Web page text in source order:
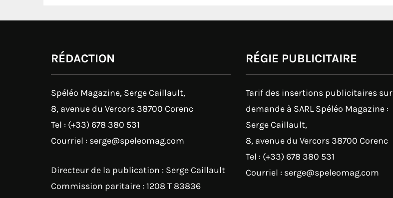
RÉDACTION
Spéléo Magazine, Serge Caillault,
8, avenue du Vercors 38700 Corenc
Tel : (+33) 678 380 531
Courriel : serge@speleomag.com
Directeur de la publication : Serge Caillault
Commission paritaire : 1208 T 83836
RÉGIE PUBLICITAIRE
Tarif des insertions publicitaires sur
demande à SARL Spéléo Magazine :
Serge Caillault,
8, avenue du Vercors 38700 Corenc
Tel : (+33) 678 380 531
Courriel : serge@speleomag.com